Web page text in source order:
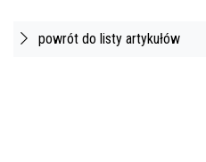
powrót do listy artykułów